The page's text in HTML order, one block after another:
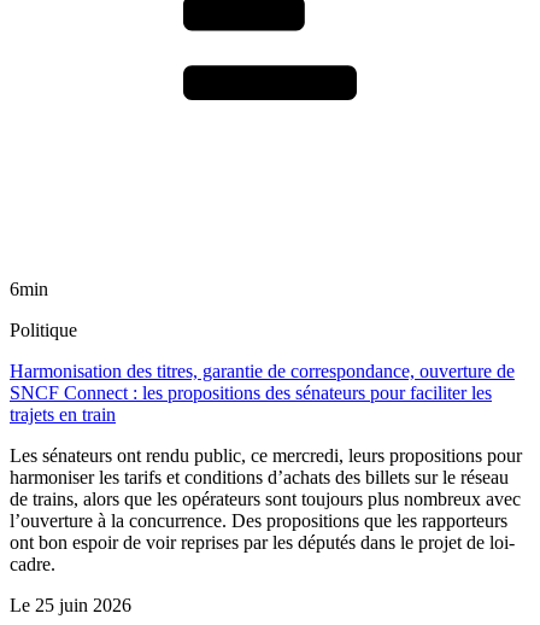
6min
Politique
Harmonisation des titres, garantie de correspondance, ouverture de
SNCF Connect : les propositions des sénateurs pour faciliter les
trajets en train
Les sénateurs ont rendu public, ce mercredi, leurs propositions pour
harmoniser les tarifs et conditions d’achats des billets sur le réseau
de trains, alors que les opérateurs sont toujours plus nombreux avec
l’ouverture à la concurrence. Des propositions que les rapporteurs
ont bon espoir de voir reprises par les députés dans le projet de loi-
cadre.
Le 25 juin 2026